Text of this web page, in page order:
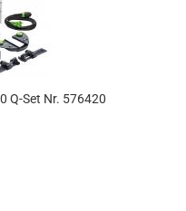
Q-Set Nr. 576420